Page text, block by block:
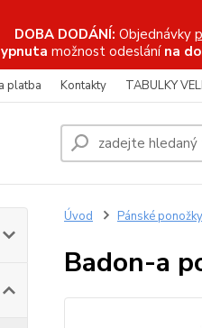
DOBA DODÁNÍ: Objednávky
možnost odeslání na
platba Kontakty TABULKY
Úvod Pánské
Badon-a